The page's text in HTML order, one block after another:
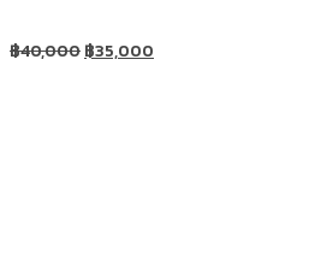
฿40,000฿35,000